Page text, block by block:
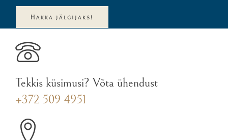
Hakka jälgijaks!
Tekkis küsimusi? Võta ühendust
+372 509 4951